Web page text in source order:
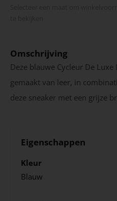
Omschrijving
Deze blauwe Cycleur De
gemaakt van leer, in
deze sneaker met een grijze
Eigenschappen
Kleur
Blauw